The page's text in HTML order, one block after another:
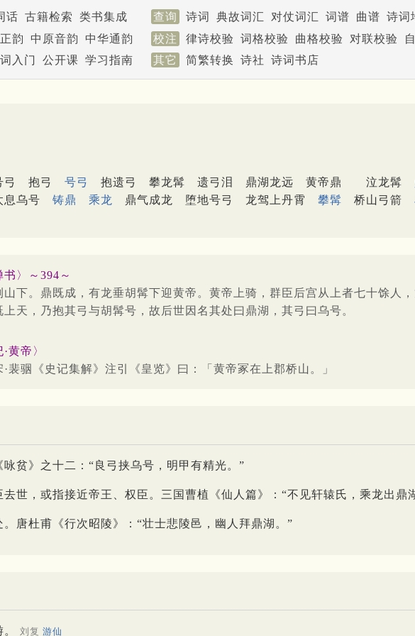
话 古籍检索 类书集成 查询 诗词 典故词汇 对仗词汇 词谱 曲谱 诗词
韵 中原音韵 中华通韵 校注 律诗校验 词格校验 曲格校验 对联校验
入门 公开课 学习指南 其它 简繁转换 诗社 诗词书店
弓 抱弓 号弓 抱遗弓 攀龙髯 遗弓泪 鼎湖龙远 黄帝鼎 泣龙髯
息乌号 铸鼎 乘龙 鼎气成龙 堕地号弓 龙驾上丹霄 攀髯 桥山弓箭
书〉～394～
下。鼎既成，有龙垂胡髯下迎黄帝。黄帝上骑，群臣后宫从上者七十馀人
天，乃抱其弓与胡髯号，故后世因名其处曰鼎湖，其弓曰乌号。
黄帝〉
裴骃《史记集解》注引《皇览》曰：「黄帝冢在上郡桥山。」
贫》之十二：“良弓挟乌号，明甲有精光。”
世，或指接近帝王、权臣。三国曹植《仙人篇》：“不见轩辕氏，乘龙出鼎
唐杜甫《行次昭陵》：“壮士悲陵邑，幽人拜鼎湖。”
刘复 游仙